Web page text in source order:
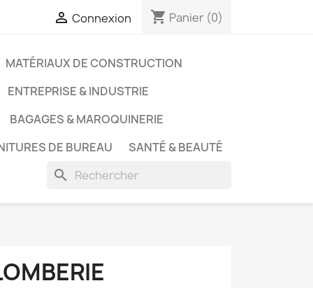
 Connexion shopping_cart Panier (0)
MATÉRIAUX DE CONSTRUCTION
ENTREPRISE & INDUSTRIE
BAGAGES & MAROQUINERIE
DE BUREAU SANTÉ & BEAUTÉ
search